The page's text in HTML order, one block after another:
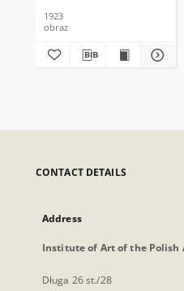
1923
obraz
CONTACT DETAILS
Address
Institute of Art of the Polish
Długa 26 st./28